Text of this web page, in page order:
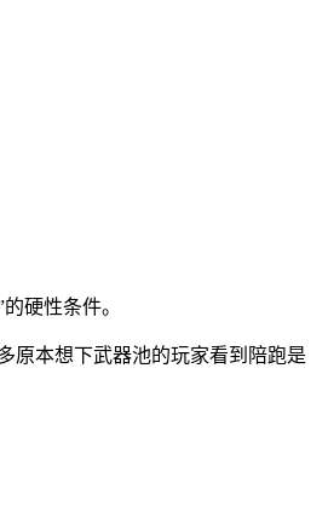
硬性条件。
原本想下武器池的玩家看到陪跑是